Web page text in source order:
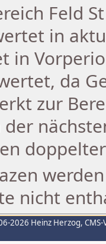
Feld
in
in
da
zur
nicht
2026 Heinz Herzog,